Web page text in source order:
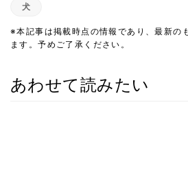
犬
※本記事は掲載時点の情報であり、最新の
ます。予めご了承ください。
あわせて読みたい